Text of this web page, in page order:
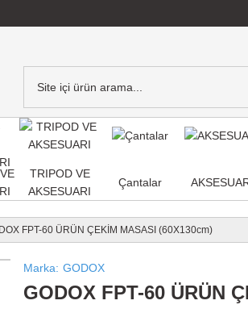
TRIPOD VE
AKSESUARI
Çantalar
FPT-60 ÜRÜN ÇEKİM MASASI (60X130cm)
Marka GODOX
GODOX FPT-60 ÜRÜN